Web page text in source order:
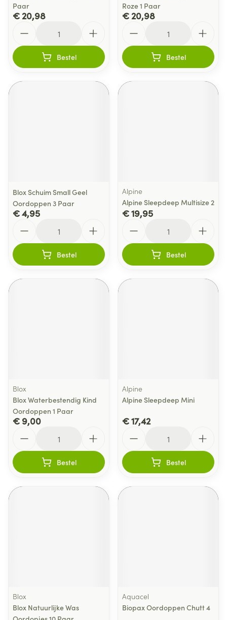
Paar
€ 20,98
Bestel
Roze 1 Paar
€ 20,98
Bestel
Blox Schuim Small Geel
Oordoppen 3 Paar
€ 4,95
Bestel
Alpine
Alpine Sleepdeep Multisize 2
€ 19,95
Bestel
Blox
Blox Waterbestendig Kind
Oordoppen 1 Paar
€ 9,00
Bestel
Alpine
Alpine Sleepdeep Mini
€ 17,42
Bestel
Blox
Blox Natuurlijke Was
Aquacel
Biopax Oordoppen Chutt 4